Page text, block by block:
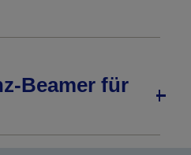
Beamer für